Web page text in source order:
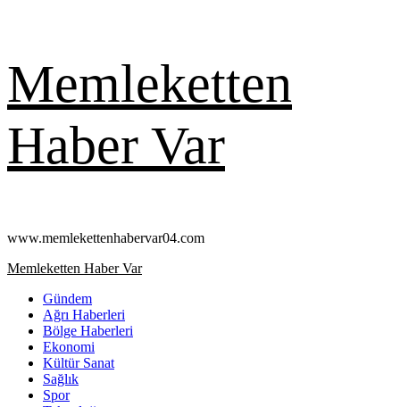
to
content
Memleketten
Haber Var
www.memlekettenhabervar04.com
Primary
Memleketten Haber Var
Gündem
Ağrı Haberleri
Bölge Haberleri
Ekonomi
Kültür Sanat
Sağlık
Spor